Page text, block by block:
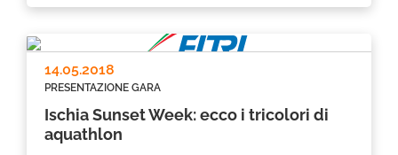
Ischia Sunset Week: ecco i tricolori di
aquathlon
PRESENTAZIONE GARA
14.05.2018